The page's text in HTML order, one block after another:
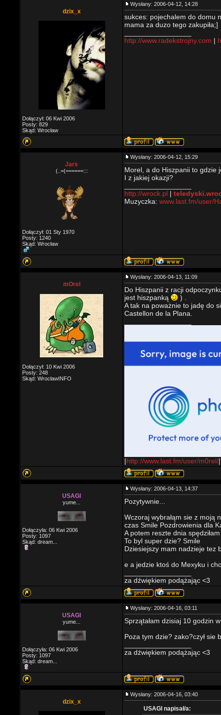
dzix_x
Dołączył: 06 Kwi 2006
Posty: 829
Skąd: Wrocław
Wysłany: 2006-04-12, 14:28
sukces: pojechalem do domu
mama za duzo tego zakupiła;]
http://www.radekstrojny.com |
Jars
(..=(======:::
Dołączył: 01 Sty 1970
Posty: 1240
Skąd: Wrocław
Wysłany: 2006-04-12, 15:29
Morel, a do Hiszpanii to gdzie
I z jakiej okazji?
http://wrock.pl |
Muzyczka: www.last.fm/user/
mOrel
Dołączył: 10 Kwi 2006
Posty: 248
Skąd: WrocławINFO
Wysłany: 2006-04-13, 11:09
Do Hiszpanii z racji
jest hiszpanką
) .
A tak na poważnie to jadę do
Castellon de la Plana.
|http://www.last.fm/user/m0rel/|
USAGI
yume...
Dołączyła: 06 Kwi 2006
Posty: 1097
Skąd: dream...
Wysłany: 2006-04-13, 14:37
Pozytywnie...
Wczoraj wybrałąm sie z moją
czas Smile Pozdrowienia dla
A potem reszte dnia
To byl super dzie? Smile
Dziesiejszy mam nadzieje tez
e a jedzie ktoś do Mexyku i
za dźwiękiem podążając <3
USAGI
yume...
Dołączyła: 06 Kwi 2006
Posty: 1097
Skąd: dream...
Wysłany: 2006-04-16, 03:11
Sprzątałam dzisiaj 10 godzin
Poza tym dzie? zako?czył sie
za dźwiękiem podążając <3
dzix_x
Wysłany: 2006-04-16, 03:40
USAGI napisał/a: